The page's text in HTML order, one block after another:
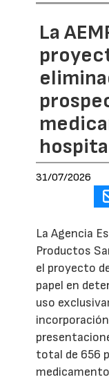
La
31/07/2026
La Agencia
Productos
el proyecto
papel en
uso
total de 656